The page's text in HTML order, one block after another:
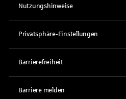
Nutzungshinweise
Privatsphäre-Einstellungen
Barrierefreiheit
Barriere melden